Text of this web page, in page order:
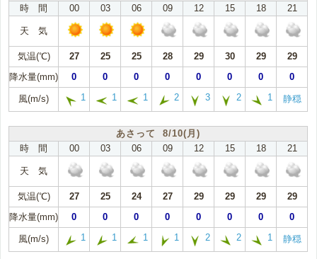
時 間
00 03 06 09 12 15 18 21
天 気
気温(℃) 27 25 25 28 29 30 29
29
降水量(mm)
0 0 0 0 0 0 0 0
風(m/s) 1 1 1 2 3 2 1 静穏
あさって 8/10(月)
時 間
00 03 06 09 12 15 18 21
天 気
気温(℃) 27 25 24 27 29 29 29
29
降水量(mm)
0 0 0 0 0 0 0 0
風(m/s) 1 1 1 1 2 2 1 静穏